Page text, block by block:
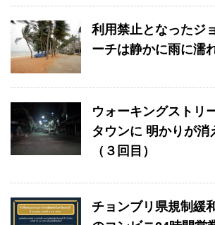
利用禁止となったジ
ーチは静かに雨に濡
ウォーキングストリ
タウンに 明かりが消
（３回目）
チョンブリ県規制緩